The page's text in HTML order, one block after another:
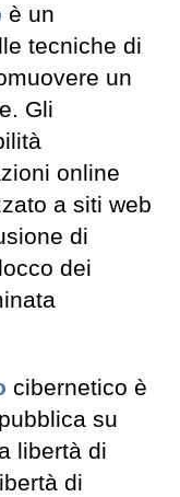
è un
tecniche di
un
Gli
online
a siti web
di
dei
cibernetico è
su
libertà di
di